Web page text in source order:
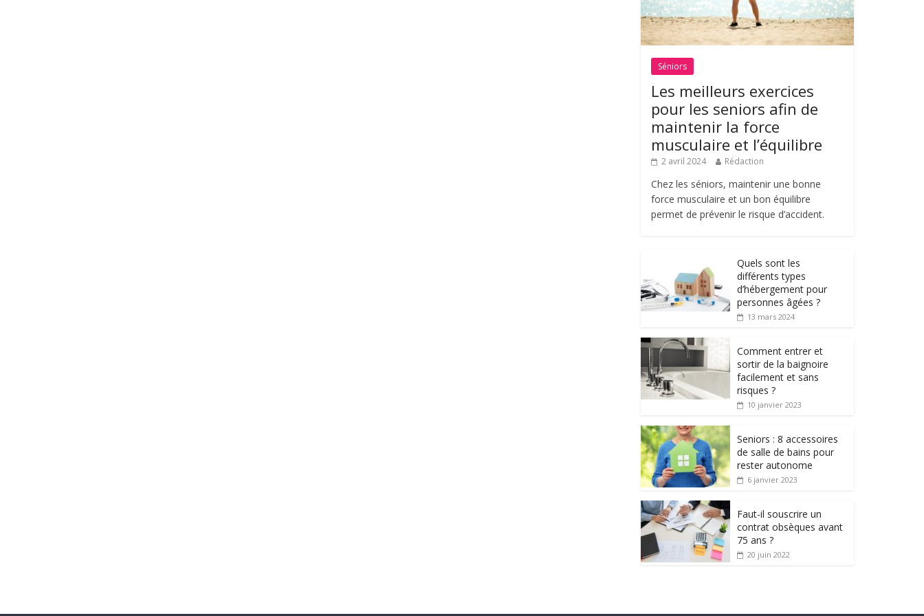
Séniors
Les meilleurs exercices
pour les seniors afin de
maintenir la force
musculaire et l’équilibre
2 avril 2024 Rédaction
Chez les séniors, maintenir une bonne
force musculaire et un bon équilibre
permet de prévenir le risque d’accident.
Quels sont les
différents types
d’hébergement pour
personnes âgées ?
13 mars 2024
Comment entrer et
sortir de la baignoire
facilement et sans
risques ?
10 janvier 2023
Seniors : 8 accessoires
de salle de bains pour
rester autonome
6 janvier 2023
Faut-il souscrire un
contrat obsèques avant
75 ans ?
20 juin 2022